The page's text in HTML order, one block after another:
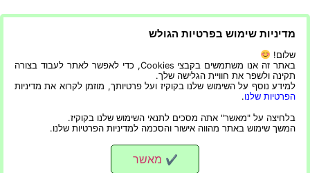
אסטרטגיית תוכן היא הבסיס של העסק שלך והיא יכולה ליצור או
לשבור את הנוכחות המקוונת שלך.
אבל זה לא קל ליצור אסטרטגיית תוכן טובה.
זה דורש זמן, סבלנות וידע.
למרבה המזל, יש הרבה כלים בחוץ שיכולים לעזור לך ליצור את
אסטרטגיית התוכן המושלמת עבור החברה שלך.
מדיניות שימוש בפרטיות הגולש
שלום!
באתר זה אנו משתמשים בקבצי Cookies, כדי לאפשר לאתר לעבוד בצורה
תקינה ולשפר את חוויית הגלישה שלך.
למידע נוסף על השימוש שלנו בקוקיז ועל פרטיותך, מוזמן לקרוא את מדיניות
הפרטיות שלנו.
בלחיצה על "מאשר" אתה מסכים לתנאי השימוש שלנו בקוקיז.
המשך שימוש באתר מהווה אישור והסכמה למדיניות הפרטיות שלנו.
✔ מאשר